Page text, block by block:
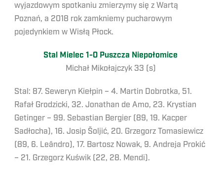
wyjazdowym spotkaniu zmierzymy się z Wartą
Poznań, a 2018 rok zamkniemy pucharowym
pojedynkiem w Wisłą Płock.
Stal Mielec 1-0 Puszcza Niepołomice
Michał Mikołajczyk 33 (s)
Stal: 87. Seweryn Kiełpin – 4. Martin Dobrotka, 51.
Rafał Grodzicki, 32. Jonathan de Amo, 23. Krystian
Getinger – 99. Sebastian Bergier (89, 19. Kacper
Sadłocha), 16. Josip Šoljić, 20. Grzegorz Tomasiewicz
(89, 6. Leândro), 17. Bartosz Nowak, 9. Andreja Prokić
– 21. Grzegorz Kuświk (22, 28. Mendi).